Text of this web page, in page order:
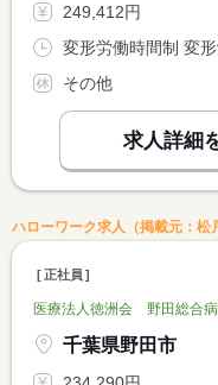
249,412円
その他
求人詳細
ハローワーク求人（掲載元：
正社員
医療法人徳洲会 野田総合
千葉県野田市